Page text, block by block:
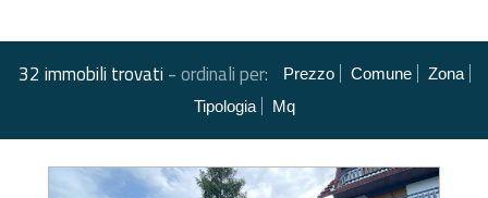
32 immobili trovati -ordinali per: Prezzo Comune
Zona
Tipologia
Mq